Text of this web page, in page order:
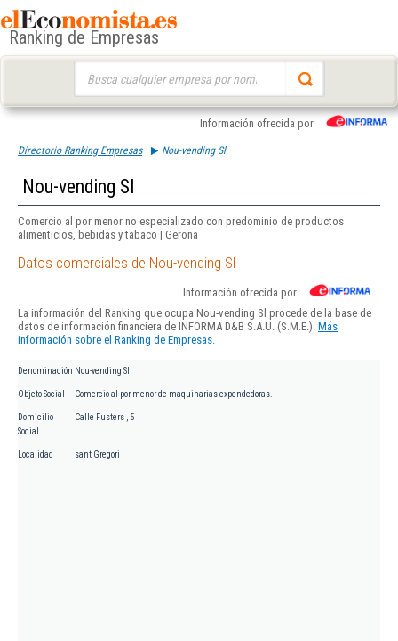
Ranking de Empresas
Información ofrecida por
Directorio Ranking Empresas Nou-vending Sl
Nou-vending Sl
Comercio al por menor no especializado con predominio de productos
alimenticios, bebidas y tabaco | Gerona
Datos comerciales de Nou-vending Sl
Información ofrecida por
La información del Ranking que ocupa Nou-vending Sl procede de la base de
datos de información financiera de INFORMA D&B S.A.U. (S.M.E.). Más
información sobre el Ranking de Empresas.
Denominación Nou-vending Sl
Objeto Social Comercio al por menor de maquinarias expendedoras.
Domicilio
Social
Calle Fusters , 5
Localidad sant Gregori